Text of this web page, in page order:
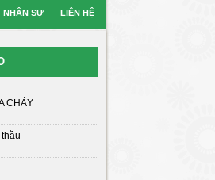
NHÂN SỰ LIÊN HỆ
Phân viện Quy hoạch và TKNN
CHÁY